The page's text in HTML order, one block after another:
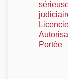
Portée